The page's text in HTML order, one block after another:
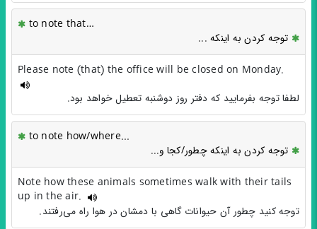
to note that…
توجه کردن به اینکه ...
Please note (that) the office will be closed on Monday.
لطفا توجه بفرمایید که دفتر روز دوشنبه تعطیل خواهد بود.
to note how/where...
توجه کردن به اینکه چطور/کجا و...
Note how these animals sometimes walk with their tails
up in the air.
توجه کنید چطور آن حیوانات گاهی با دمشان در هوا راه می‌رفتند.